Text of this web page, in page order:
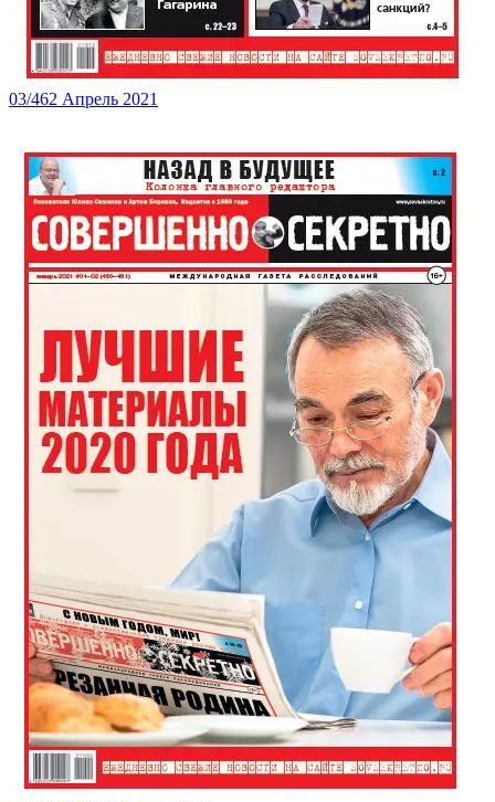
03/462 Апрель 2021